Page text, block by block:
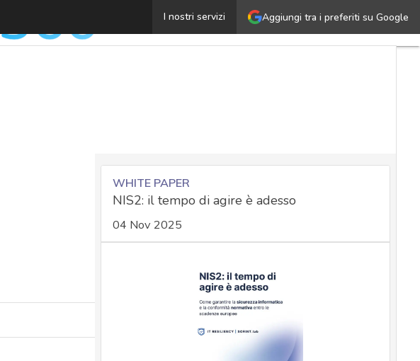
Aggiungi tra i preferiti su Google
I nostri servizi
Il ransomware moderno, non un semplice tormentone
WHITE PAPER
NIS2: il tempo di agire è adesso
04 Nov 2025